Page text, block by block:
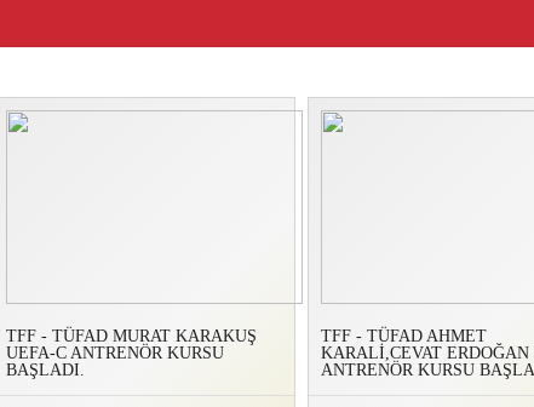
TFF - TÜFAD MURAT KARAKUŞ
UEFA-C ANTRENÖR KURSU
BAŞLADI.
TFF - TÜFAD AHMET
KARALİ,CEVAT ERDOĞAN
ANTRENÖR KURSU